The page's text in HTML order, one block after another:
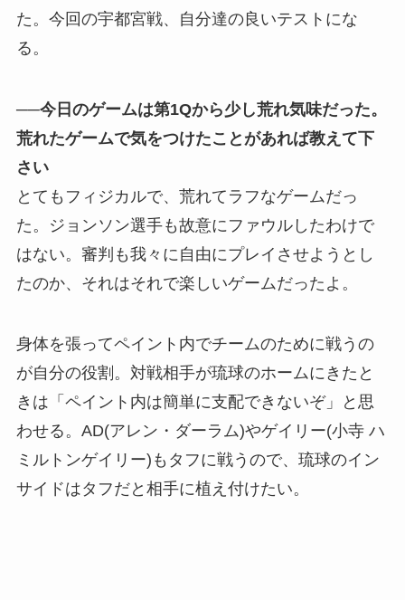
た。今回の宇都宮戦、自分達の良いテストにな
る。
──今日のゲームは第1Qから少し荒れ気味だった。
荒れたゲームで気をつけたことがあれば教えて下
さい
とてもフィジカルで、荒れてラフなゲームだっ
た。ジョンソン選手も故意にファウルしたわけで
はない。審判も我々に自由にプレイさせようとし
たのか、それはそれで楽しいゲームだったよ。
身体を張ってペイント内でチームのために戦うの
が自分の役割。対戦相手が琉球のホームにきたと
きは「ペイント内は簡単に支配できないぞ」と思
わせる。AD(アレン・ダーラム)やゲイリー(小寺 ハ
ミルトンゲイリー)もタフに戦うので、琉球のイン
サイドはタフだと相手に植え付けたい。